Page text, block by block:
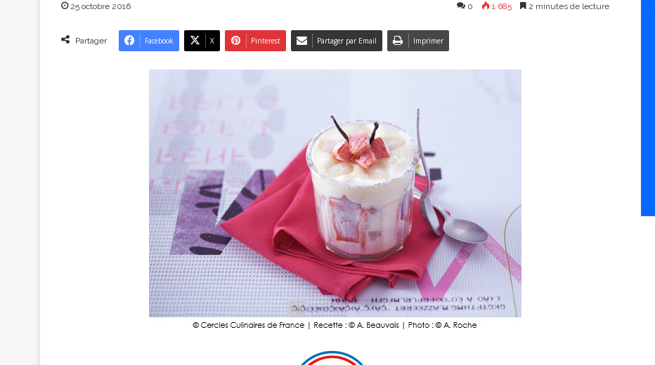
25 octobre 2016 0 1 685 2 minutes de lecture
Partager Facebook X Pinterest Partager par Email Imprimer